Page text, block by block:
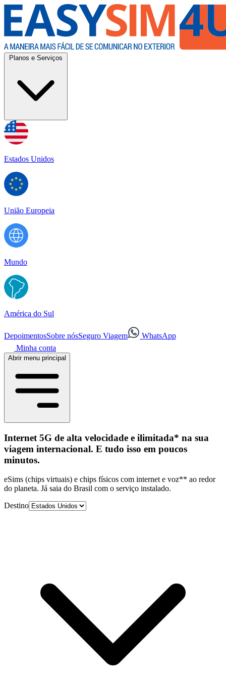
Estados Unidos
União Europeia
Mundo
América do Sul
DepoimentosSobre nósSeguro Viagem
WhatsApp
Minha conta
Abrir menu principal
Internet 5G de alta velocidade e ilimitada* na sua
viagem internacional. E tudo isso em poucos
minutos.
eSims (chips virtuais) e chips físicos com internet e voz** ao redor
do planeta. Já saia do Brasil com o serviço instalado.
Destino